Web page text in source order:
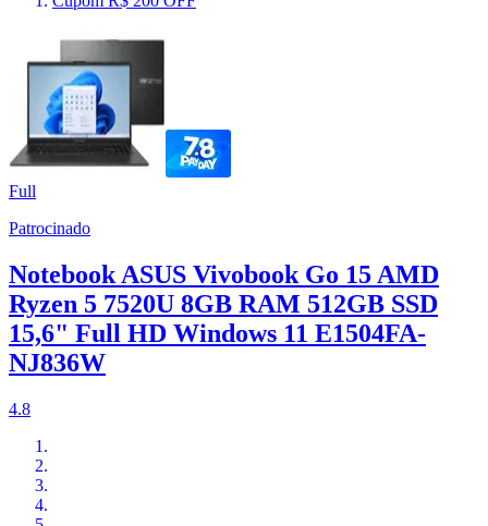
Full
Patrocinado
Notebook ASUS Vivobook Go 15 AMD
Ryzen 5 7520U 8GB RAM 512GB SSD
15,6" Full HD Windows 11 E1504FA-
NJ836W
4.8